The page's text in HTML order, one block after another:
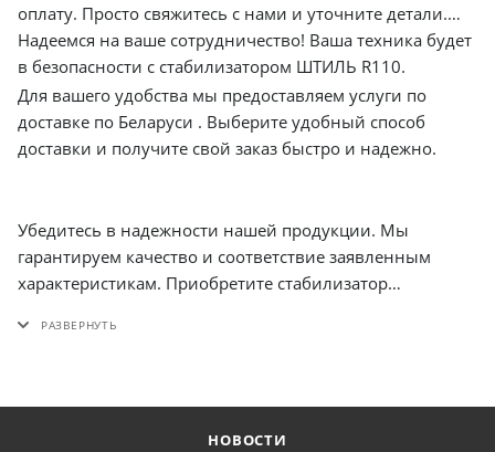
оплату. Просто свяжитесь с нами и уточните детали.
Надеемся на ваше сотрудничество! Ваша техника будет
в безопасности с стабилизатором ШТИЛЬ R110.
Для вашего удобства мы предоставляем услуги по
доставке по Беларуси . Выберите удобный способ
доставки и получите свой заказ быстро и надежно.
Убедитесь в надежности нашей продукции. Мы
гарантируем качество и соответствие заявленным
характеристикам. Приобретите стабилизатор
стабильности питания ваших приборов.
НОВОСТИ